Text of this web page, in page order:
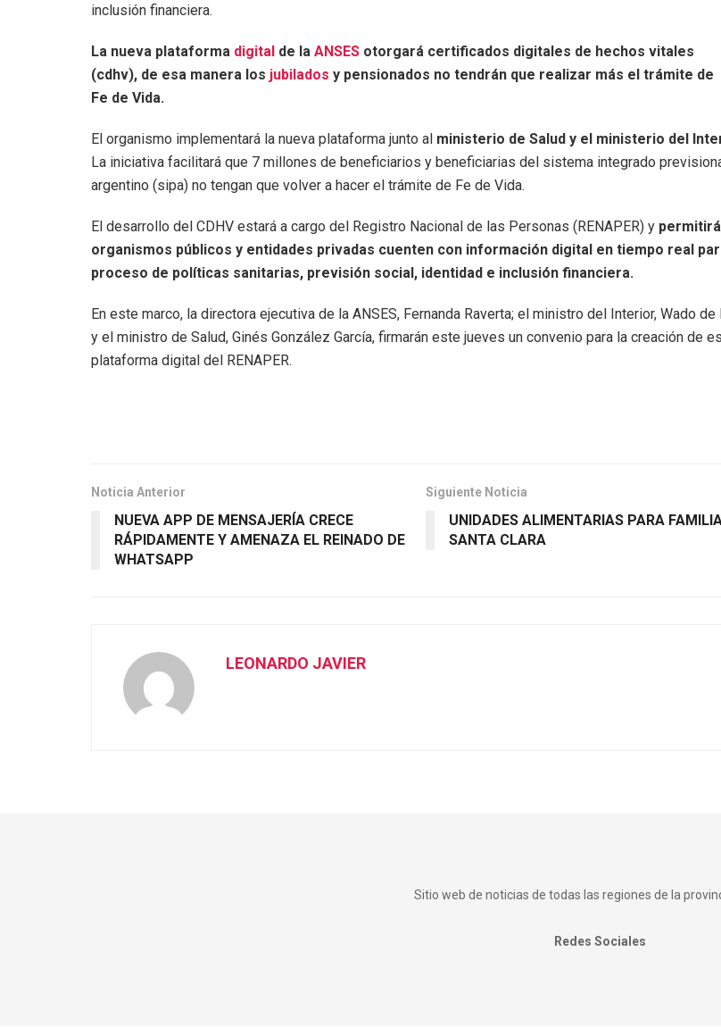
inclusión financiera.
La nueva plataforma digital de la ANSES otorgará certificados digitales de hechos vitales
(cdhv), de esa manera los jubilados y pensionados no tendrán que realizar más el trámite de
Fe de Vida.
El organismo implementará la nueva plataforma junto al ministerio de Salud y el ministerio del
La iniciativa facilitará que 7 millones de beneficiarios y beneficiarias del sistema integrado
argentino (sipa) no tengan que volver a hacer el trámite de Fe de Vida.
El desarrollo del CDHV estará a cargo del Registro Nacional de las Personas (RENAPER) y
organismos públicos y entidades privadas cuenten con información digital en tiempo real
proceso de políticas sanitarias, previsión social, identidad e inclusión financiera.
En este marco, la directora ejecutiva de la ANSES, Fernanda Raverta; el ministro del Interior, Wado de
y el ministro de Salud, Ginés González García, firmarán este jueves un convenio para la creación de
plataforma digital del RENAPER.
Noticia Anterior
NUEVA APP DE MENSAJERÍA CRECE
RÁPIDAMENTE Y AMENAZA EL REINADO DE
WHATSAPP
Siguiente Noticia
UNIDADES ALIMENTARIAS PARA
SANTA CLARA
LEONARDO JAVIER
Sitio web de noticias de todas las regiones de la
Redes Sociales